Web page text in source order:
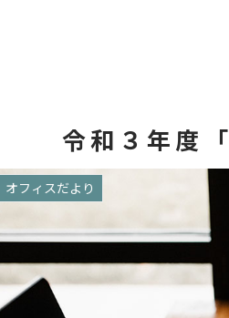
令和３年度
オフィスだより